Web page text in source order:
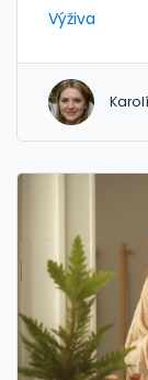
jednotlivé
překročení
Výživa